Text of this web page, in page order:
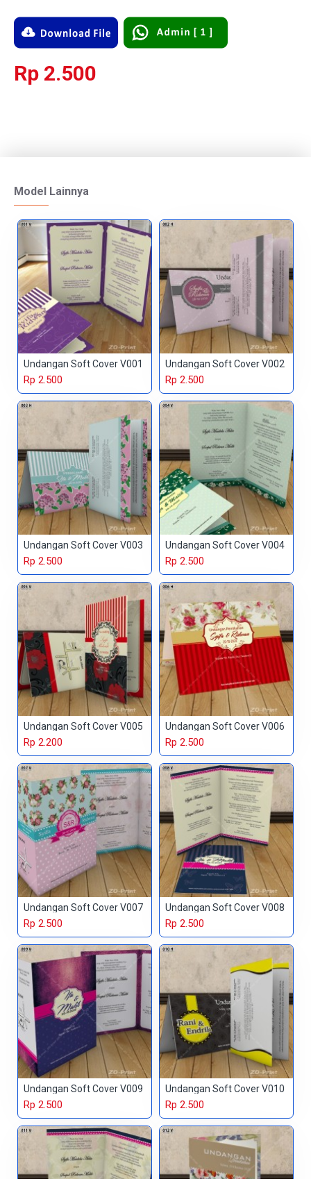
Rp 2.500
Model Lainnya
Undangan Soft Cover V001
Rp 2.500
Undangan Soft Cover V002
Rp 2.500
Undangan Soft Cover V003
Rp 2.500
Undangan Soft Cover V004
Rp 2.500
Undangan Soft Cover V005
Rp 2.200
Undangan Soft Cover V006
Rp 2.500
Undangan Soft Cover V007
Rp 2.500
Undangan Soft Cover V008
Rp 2.500
Undangan Soft Cover V009
Rp 2.500
Undangan Soft Cover V010
Rp 2.500